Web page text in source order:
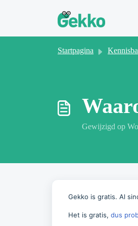
Startpagina
Gewijzigd op
Gekko is gratis. Al
Het is gratis, dus